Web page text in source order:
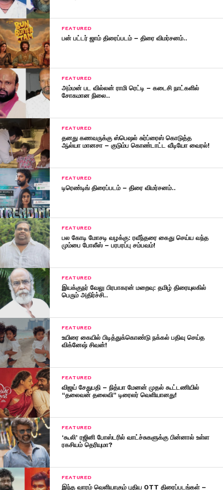
FEATURED
பன் பட்டர் ஜாம் திரைப்படம் – திரை விமர்சனம்..
FEATURED
அம்மன் பட வில்லன் ராமி ரெட்டி – கடைசி நாட்களில்
சோகமான நிலை..
FEATURED
தனது கணவருக்கு ஸ்பெஷல் சுர்ப்ரைஸ் கொடுத்த
ஆல்யா மானசா – குடும்ப கொண்டாட்ட வீடியோ வைரல்!
FEATURED
டிரெண்டிங் திரைப்படம் – திரை விமர்சனம்..
FEATURED
பல கோடி மோசடி வழக்கு: ரவீந்தரை கைது செய்ய வந்த
மும்பை போலீஸ் – பரபரப்பு சம்பவம்!
FEATURED
இயக்குநர் வேலு பிரபாகரன் மறைவு: தமிழ் திரையுலகில்
பெரும் அதிர்ச்சி..
FEATURED
உயிரை கையில் பிடித்துக்கொண்டு நக்கல் பதிவு செய்த
விக்னேஷ் சிவன்!
FEATURED
விஜய் சேதுபதி – நித்யா மேனன் முதல் கூட்டணியில்
“தலைவன் தலைவி” டிரைலர் வெளியானது!
FEATURED
‘கூலி’ ரஜினி போஸ்டரில் வாட்ச்சுகளுக்கு பின்னால் உள்ள
ரகசியம் தெரியுமா?
FEATURED
இந்த வாரம் வெளியாகும் புதிய OTT திரைப்படங்கள் –